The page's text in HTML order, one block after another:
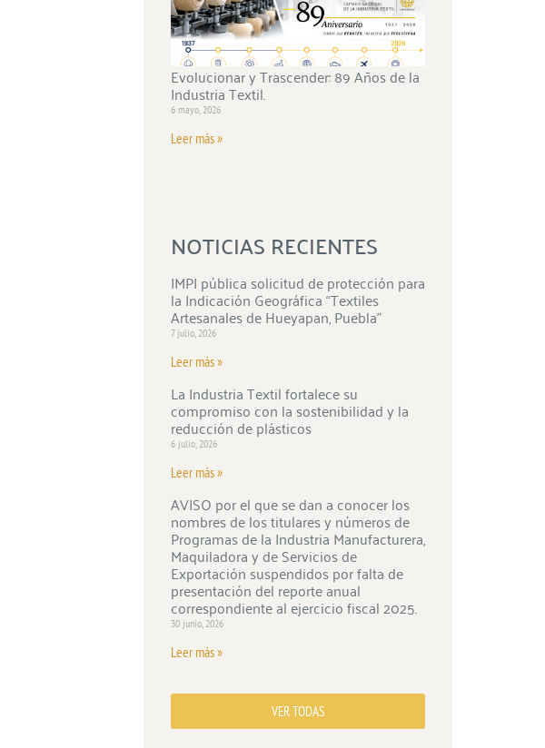
Evolucionar y Trascender: 89 Años de la
Industria Textil.
6 mayo, 2026
Leer más »
NOTICIAS RECIENTES
IMPI pública solicitud de protección para
la Indicación Geográfica “Textiles
Artesanales de Hueyapan, Puebla”
7 julio, 2026
Leer más »
La Industria Textil fortalece su
compromiso con la sostenibilidad y la
reducción de plásticos
6 julio, 2026
Leer más »
AVISO por el que se dan a conocer los
nombres de los titulares y números de
Programas de la Industria Manufacturera,
Maquiladora y de Servicios de
Exportación suspendidos por falta de
presentación del reporte anual
correspondiente al ejercicio fiscal 2025.
30 junio, 2026
Leer más »
VER TODAS